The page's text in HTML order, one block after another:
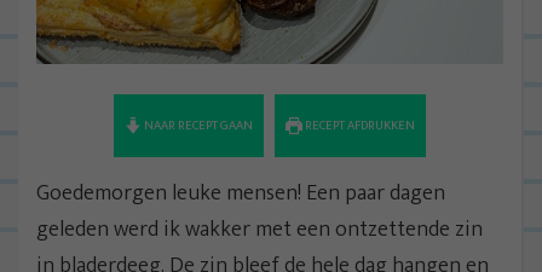
NAAR RECEPT GAAN RECEPT AFDRUKKEN
Goedemorgen leuke mensen! Een paar dagen
geleden werd ik wakker met een ontzettende zin